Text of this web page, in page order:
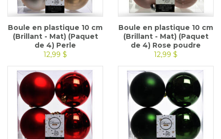
Boule en plastique 10 cm
(Brillant - Mat) (Paquet
de 4) Perle
12,99 $
Boule en plastique 10 cm
(Brillant - Mat) (Paquet
de 4) Rose poudre
12,99 $